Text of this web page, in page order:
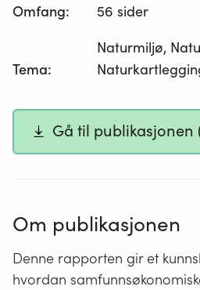
Omfang: 56 sider
Tema:
Naturmiljø,
Gå til publikasjonen
Om publikasjonen
Denne rapporten gir et
hvordan